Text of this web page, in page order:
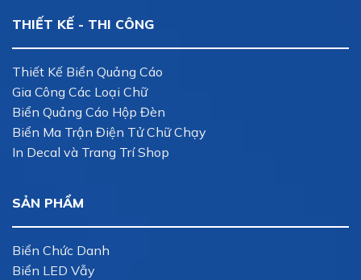
THIẾT KẾ - THI CÔNG
Thiết Kế Biển Quảng Cáo
Gia Công Các Loại Chữ
Biển Quảng Cáo Hộp Đèn
Biển Ma Trận Điện Tử Chữ Chạy
In Decal và Trang Trí Shop
SẢN PHẨM
Biển Chức Danh
Biển LED Vẫy